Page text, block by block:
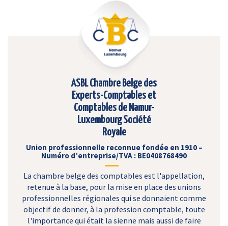
ASBL Chambre Belge des
Experts-Comptables et
Comptables de Namur-
Luxembourg Société
Royale
Union professionnelle reconnue fondée en 1910 –
Numéro d’entreprise/TVA : BE0408768490
La chambre belge des comptables est l'appellation,
retenue à la base, pour la mise en place des unions
professionnelles régionales qui se donnaient comme
objectif de donner, à la profession comptable, toute
l'importance qui était la sienne mais aussi de faire